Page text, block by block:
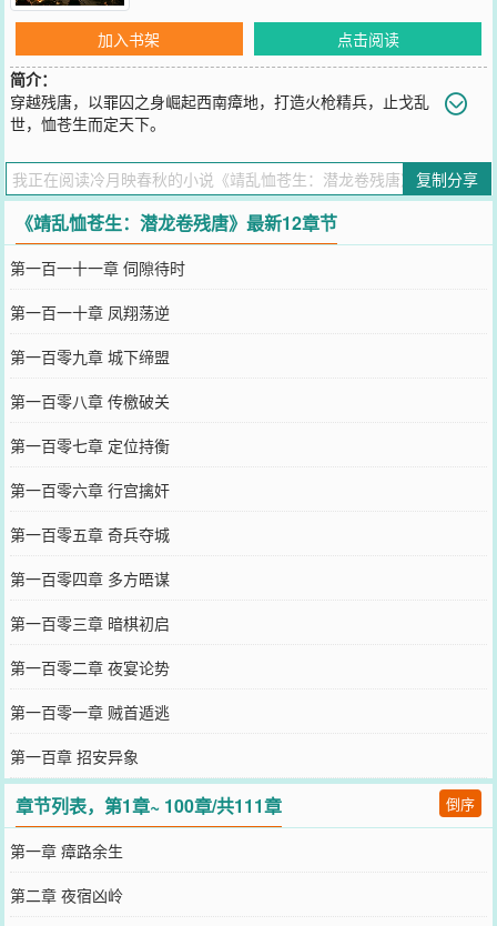
加入书架
点击阅读
简介：
穿越残唐，以罪囚之身崛起西南瘴地，打造火枪精兵，止戈乱
世，恤苍生而定天下。
QQ群和微博微信里的朋友推荐哦！
复制分享
《靖乱恤苍生：潜龙卷残唐》最新12章节
第一百一十一章 伺隙待时
第一百一十章 凤翔荡逆
第一百零九章 城下缔盟
第一百零八章 传檄破关
第一百零七章 定位持衡
第一百零六章 行宫擒奸
第一百零五章 奇兵夺城
第一百零四章 多方晤谋
第一百零三章 暗棋初启
第一百零二章 夜宴论势
第一百零一章 贼首遁逃
第一百章 招安异象
章节列表，第1章~ 100章/共111章 倒序
第一章 瘴路余生
第二章 夜宿凶岭